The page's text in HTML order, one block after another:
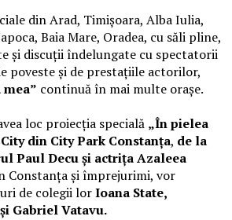
din Arad, Timișoara, Alba Iulia,
Baia Mare, Oradea, cu săli pline,
și discuții îndelungate cu spectatorii
poveste și de prestațiile actorilor,
continuă în mai multe orașe.
loc proiecția specială „În pielea
din City Park Constanța, de la
Paul Decu și actrița Azaleea
Constanța și împrejurimi, vor
de colegii lorIoana State,
Gabriel Vatavu.